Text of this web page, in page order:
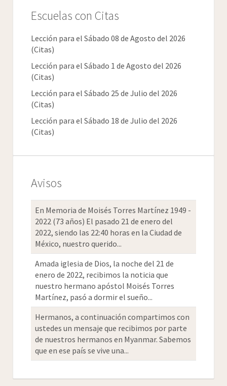
Escuelas con Citas
Lección para el Sábado 08 de Agosto del 2026
(Citas)
Lección para el Sábado 1 de Agosto del 2026
(Citas)
Lección para el Sábado 25 de Julio del 2026
(Citas)
Lección para el Sábado 18 de Julio del 2026
(Citas)
Avisos
En Memoria de Moisés Torres Martínez 1949 -
2022 (73 años) El pasado 21 de enero del
2022, siendo las 22:40 horas en la Ciudad de
México, nuestro querido...
Amada iglesia de Dios, la noche del 21 de
enero de 2022, recibimos la noticia que
nuestro hermano apóstol Moisés Torres
Martínez, pasó a dormir el sueño...
Hermanos, a continuación compartimos con
ustedes un mensaje que recibimos por parte
de nuestros hermanos en Myanmar. Sabemos
que en ese país se vive una...